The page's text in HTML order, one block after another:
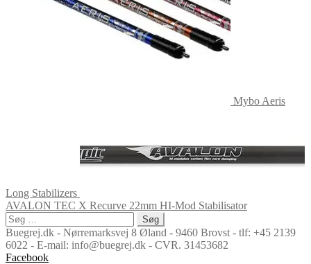
Mybo Aeris
Long Stabilizers
AVALON TEC X Recurve 22mm HI-Mod Stabilisator
Søg
efter:
Buegrej.dk - Nørremarksvej 8 Øland - 9460 Brovst - tlf: +45 2139
6022 - E-mail: info@buegrej.dk - CVR. 31453682
Facebook